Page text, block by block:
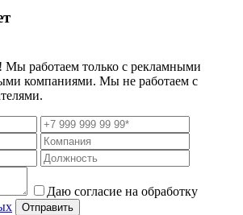
Мы работаем только с рекламными
компаниями. Мы не работаем с
Даю согласие на обработку
Отправить